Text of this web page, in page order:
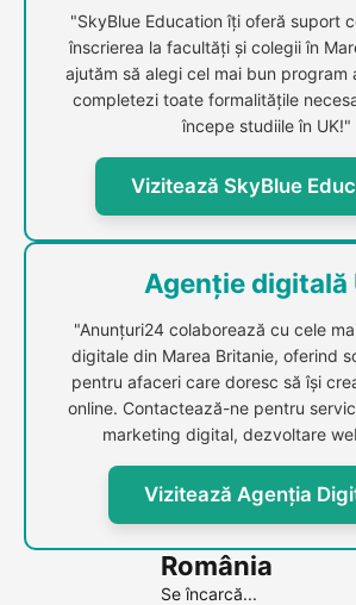
"SkyBlue Education îți oferă suport
înscrierea la facultăți și colegii în
ajutăm să alegi cel mai bun program
completezi toate formalitățile
începe studiile în UK!"
Vizitează SkyBlue
Agenție digitală
"Anunțuri24 colaborează cu cele
digitale din Marea Britanie, oferind
pentru afaceri care doresc să își
online. Contactează-ne pentru
marketing digital, dezvoltare
Vizitează Agenția
România
Se încarcă...